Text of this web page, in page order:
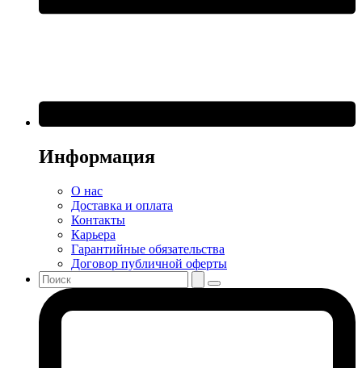
Информация
О нас
Доставка и оплата
Контакты
Карьера
Гарантийные обязательства
Договор публичной оферты